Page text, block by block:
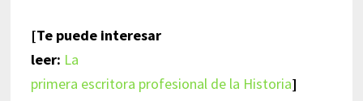
[Te puede interesar
leer: La
primera escritora profesional de la Historia]